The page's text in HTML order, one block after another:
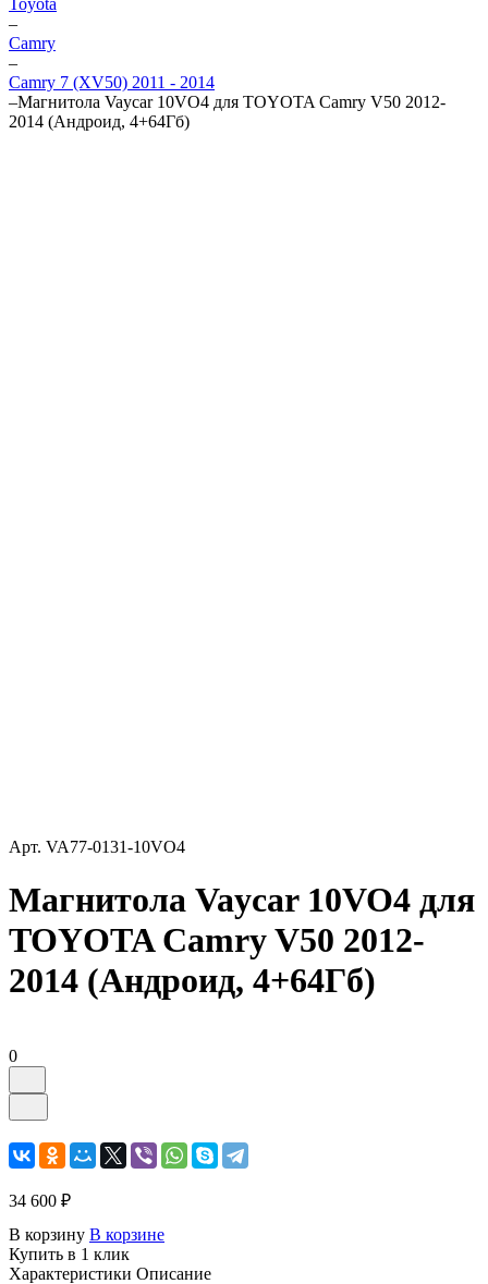
Toyota
–
Camry
–
Camry 7 (XV50) 2011 - 2014
–Магнитола Vaycar 10VO4 для TOYOTA Camry V50 2012-
2014 (Андроид, 4+64Гб)
Арт. VA77-0131-10VO4
Магнитола Vaycar 10VO4 для
TOYOTA Camry V50 2012-
2014 (Андроид, 4+64Гб)
0
34 600 ₽
В корзину В корзине
Купить в 1 клик
Характеристики Описание